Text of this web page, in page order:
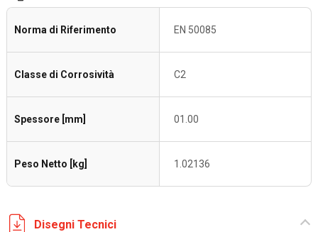
Norma di Riferimento EN 50085
Classe di Corrosività C2
Spessore [mm] 01.00
Peso Netto [kg] 1.02136
Disegni Tecnici